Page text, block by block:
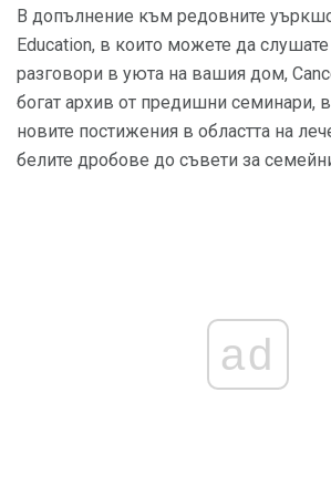
В допълнение към редовните
Education, в които можете да
разговори в уюта на вашия дом,
богат архив от предишни семинари,
новите постижения в областта на
белите дробове до съвети за
ad